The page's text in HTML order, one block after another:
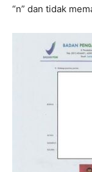
“n” dan tidak